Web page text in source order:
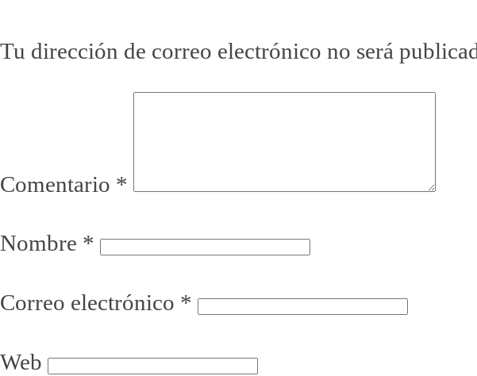
Tu dirección de correo electrónico no será
Comentario *
Nombre *
Correo electrónico *
Web